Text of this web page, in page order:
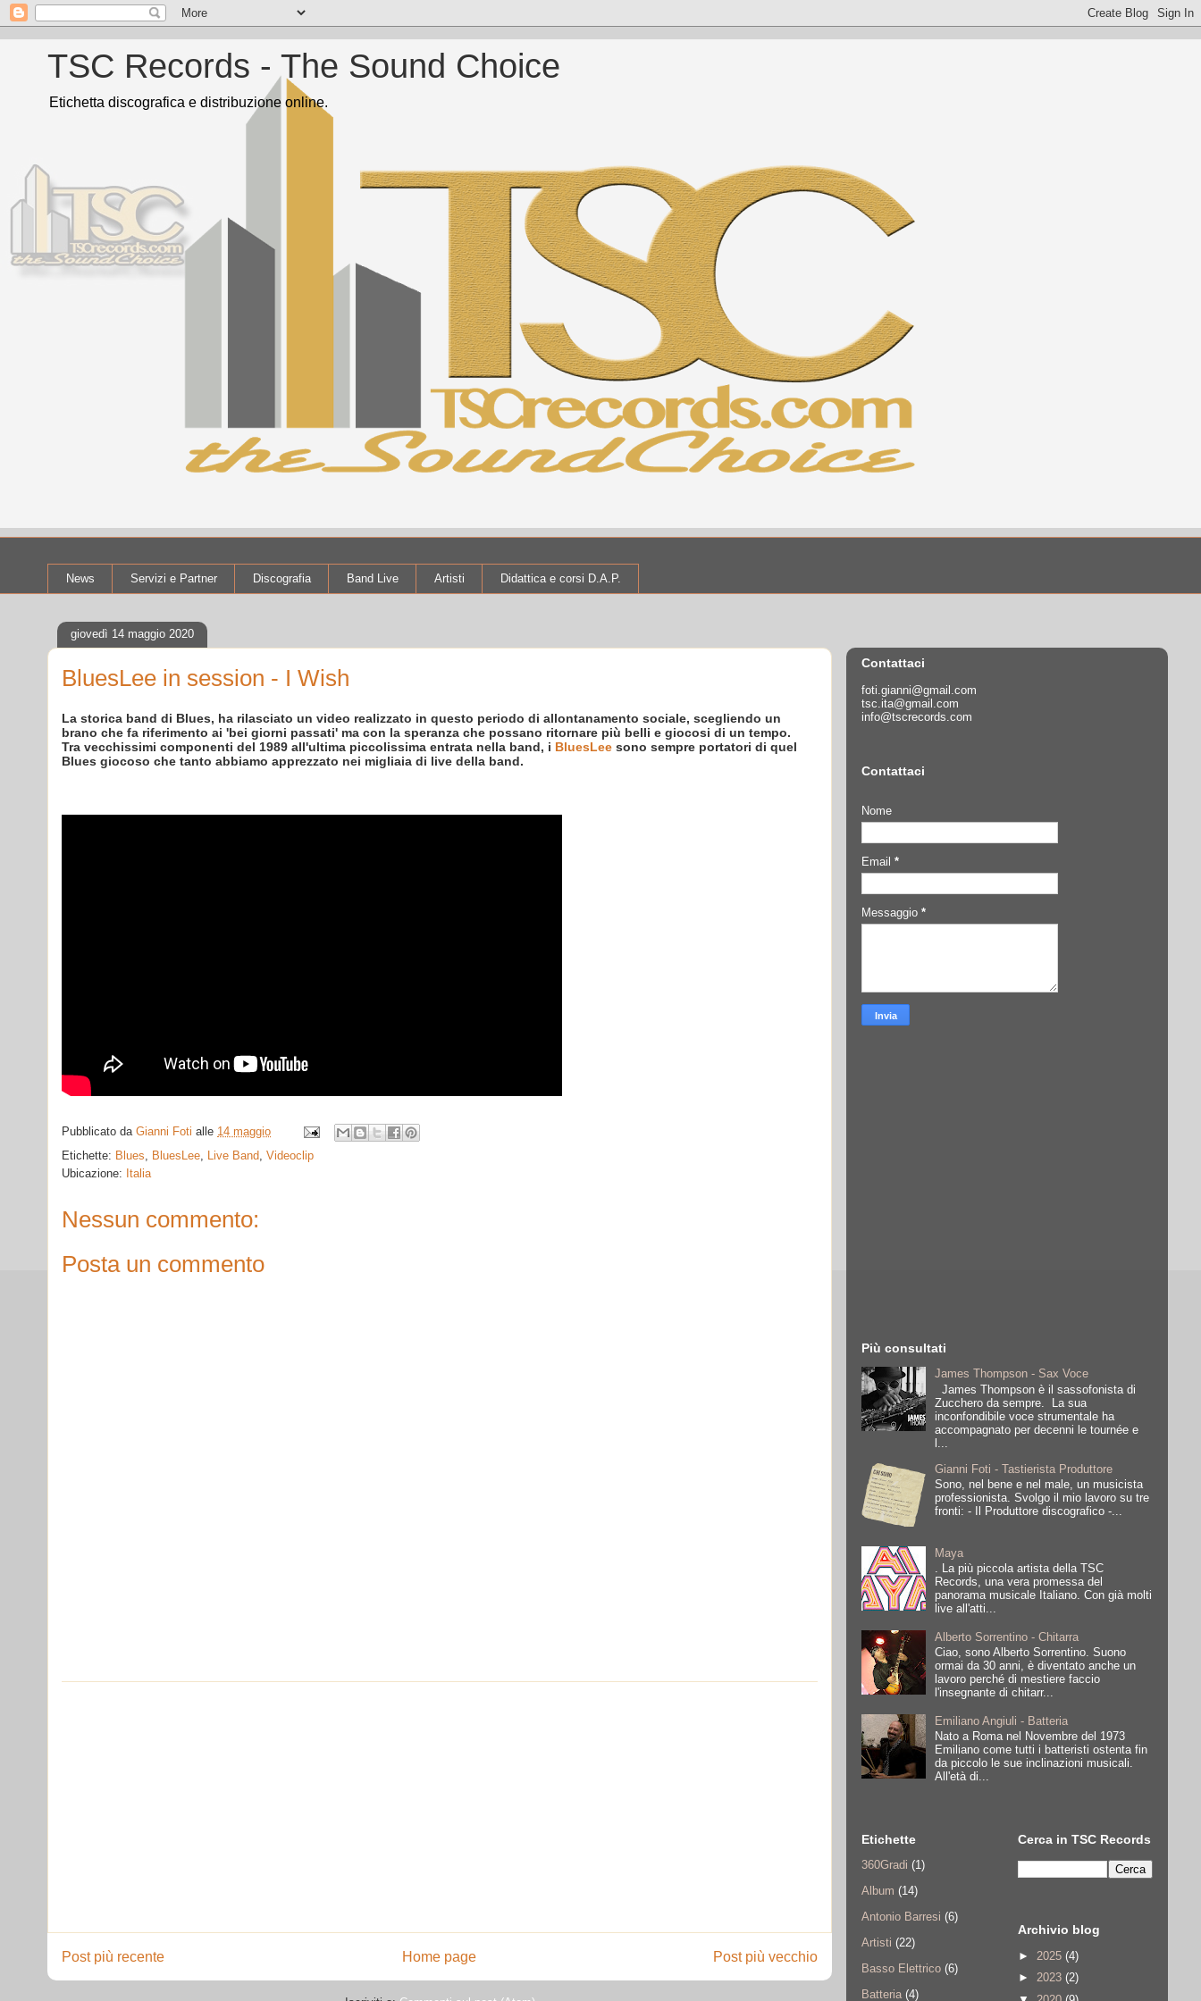
TSC Records - The Sound Choice
Etichetta discografica e distribuzione online.
News Servizi e Partner Discografia Band Live Artisti Didattica e corsi D.A.P.
giovedì 14 maggio 2020
BluesLee in session - I Wish
La storica band di Blues, ha rilasciato un video realizzato in questo periodo di allontanamento sociale, scegliendo un
brano che fa riferimento ai 'bei giorni passati' ma con la speranza che possano ritornare più belli e giocosi di un tempo.
Tra vecchissimi componenti del 1989 all'ultima piccolissima entrata nella band, i BluesLee sono sempre portatori di quel
Blues giocoso che tanto abbiamo apprezzato nei migliaia di live della band.
Pubblicato da Gianni Foti alle 14 maggio
Etichette: Blues BluesLee Live Band Videoclip
Ubicazione: Italia
Nessun commento:
Posta un commento
Post più recente Post più vecchio
Home page
Contattaci
foti.gianni@gmail.com
tsc.ita@gmail.com
info@tscrecords.com
Contattaci
Nome
Email *
Messaggio *
Più consultati
James Thompson - Sax Voce
James Thompson è il sassofonista di
Zucchero da sempre. La sua
inconfondibile voce strumentale ha
accompagnato per decenni le tournée e
Gianni Foti - Tastierista Produttore
Sono, nel bene e nel male, un musicista
professionista. Svolgo il mio lavoro su tre
fronti: - Il Produttore discografico -...
Maya
. La più piccola artista della TSC
Records, una vera promessa del
panorama musicale Italiano. Con già molti
live all'atti...
Alberto Sorrentino - Chitarra
Ciao, sono Alberto Sorrentino. Suono
ormai da 30 anni, è diventato anche un
lavoro perché di mestiere faccio
l'insegnante di chitarr...
Emiliano Angiuli - Batteria
Nato a Roma nel Novembre del 1973
Emiliano come tutti i batteristi ostenta fin
da piccolo le sue inclinazioni musicali.
All'età di...
Etichette
360Gradi (1)
Album (14)
Antonio Barresi (6)
Artisti (22)
Basso Elettrico (6)
Batteria (4)
Cerca in TSC Records
Archivio blog
► 2025 (4)
► 2023 (2)